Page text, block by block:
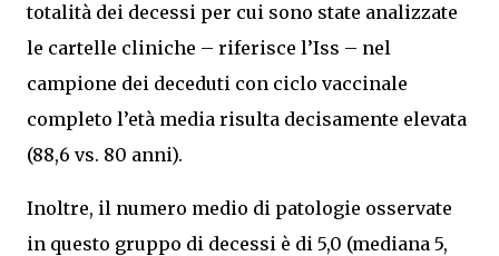
totalità dei decessi per cui sono state analizzate
le cartelle cliniche – riferisce l’Iss – nel
campione dei deceduti con ciclo vaccinale
completo l’età media risulta decisamente elevata
(88,6 vs. 80 anni).
Inoltre, il numero medio di patologie osservate
in questo gruppo di decessi è di 5,0 (mediana 5,